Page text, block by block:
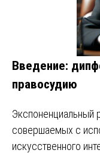
Введение:
правосудию
Экспоненциальный
совершаемых с
искусственного